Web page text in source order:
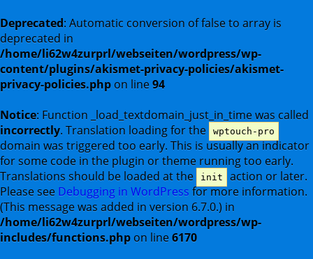
Deprecated: Automatic conversion of false to array is
deprecated in
/home/li62w4zurprl/webseiten/wordpress/wp-
content/plugins/akismet-privacy-policies/akismet-
privacy-policies.php on line94
Notice: Function _load_textdomain_just_in_time was called
incorrectly. Translation loading for the wptouch-pro
domain was triggered too early. This is usually an indicator
for some code in the plugin or theme running too early.
Translations should be loaded at the
init
action or later.
Please see Debugging in WordPress for more information.
(This message was added in version 6.7.0.) in
/home/li62w4zurprl/webseiten/wordpress/wp-
includes/functions.php on line6170